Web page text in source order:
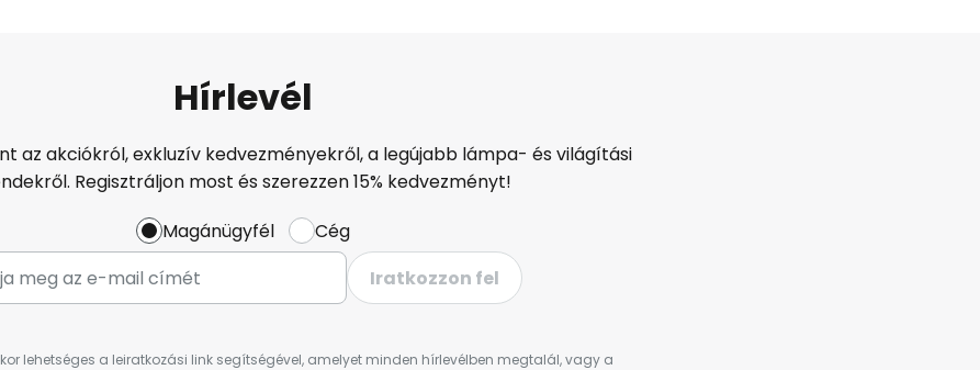
Hírlevél
az akciókról, exkluzív kedvezményekről, a legújabb lámpa- és világítási
Regisztráljon most és szerezzen 15% kedvezményt!
Magánügyfél
Cég
Iratkozzon fel
lehetséges a leiratkozási link segítségével, amelyet minden hírlevélben megtalál, vagy a